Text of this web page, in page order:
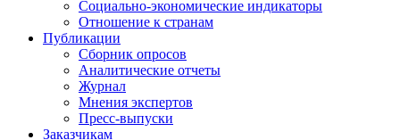
Социально-экономические индикаторы
Отношение к странам
Публикации
Сборник опросов
Аналитические отчеты
Журнал
Мнения экспертов
Пресс-выпуски
Заказчикам